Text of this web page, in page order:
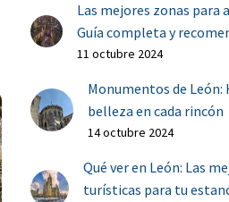
Las mejores zonas para
Guía completa y
11 octubre 2024
Monumentos de León:
belleza en cada rincón
14 octubre 2024
Qué ver en León: Las
turísticas para tu